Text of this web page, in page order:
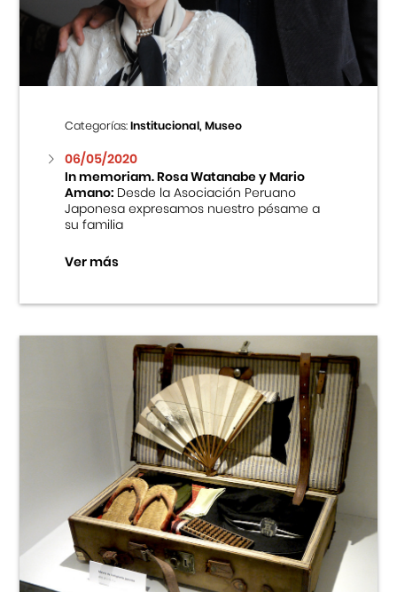
Centro Cultural Peruano Japonés
Cursos
Museo de la Inmigración Japonesa
Fondo Editorial
Teatro Peruano Japonés
Categorías:Institucional, Museo
06/05/2020
In memoriam. Rosa Watanabe y Mario
Amano:Desde la Asociación Peruano
Japonesa expresamos nuestro pésame a
su familia
Ver más